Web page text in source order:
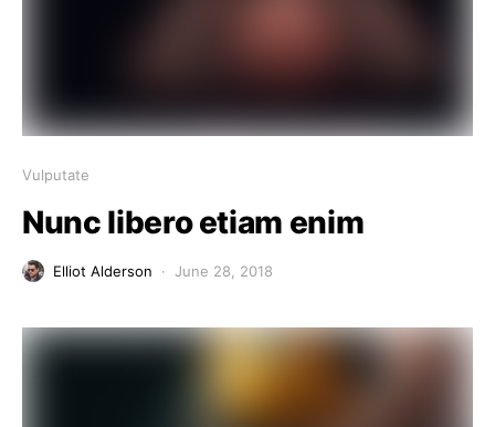
Vulputate
Nunc libero etiam enim
Elliot Alderson June 28, 2018